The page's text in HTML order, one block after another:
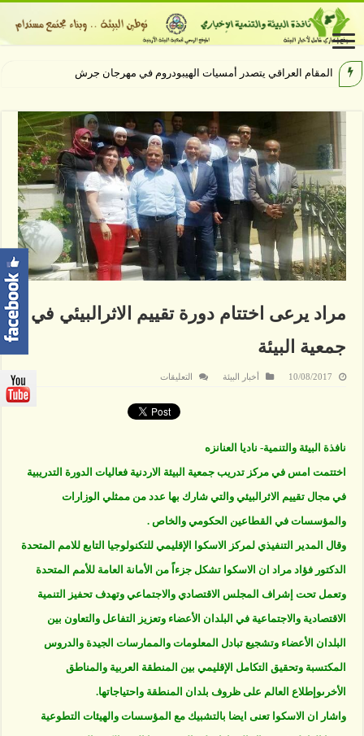
مهرجان جرش يخ
مراد يرعى اختتام دورة تقييم الاثرالبيئي في
جمعية البيئة
10/08/2017 أخبار البيئة التعليقات
اختتام
دورة
البيئة
مغلقة
نافذة البيئة والتنمية- ناديا العنانزه
اختتمت امس في مركز تدريب جمعية البيئة الاردنية فعاليات الدورة التدريبية
في مجال تقييم الاثرالبيئي والتي شارك بها عدد من ممثلي الوزارات
والمؤسسات في القطاعين الحكومي والخاص .
وقال المدير التنفيذي لمركز الاسكوا الإقليمي للتكنولوجيا التابع للامم المتحدة
الدكتور فؤاد مراد ان الاسكوا تشكل جزءاً من الأمانة العامة للأمم المتحدة
وتعمل تحت إشراف المجلس الاقتصادي والاجتماعي وتهدف تحفيز التنمية
الاقتصادية والاجتماعية في البلدان الأعضاء وتعزيز التفاعل والتعاون بين
البلدان الأعضاء وتشجيع تبادل المعلومات والممارسات الجيدة والدروس
المكتسبة وتحقيق التكامل الإقليمي بين المنطقة العربية والمناطق
الأخرىوإطلاع العالم على ظروف بلدان المنطقة واحتياجاتها.
واشار ان الاسكوا تعنى ايضا بالتشبيك مع المؤسسات والهيئات التطوعية